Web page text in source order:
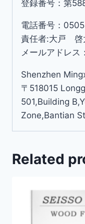
登録番号：第
電話番号：
責任者:大戸 啓
メールアドレ
Shenzhen
〒518015
501,Building
Zone,Bantian
Related